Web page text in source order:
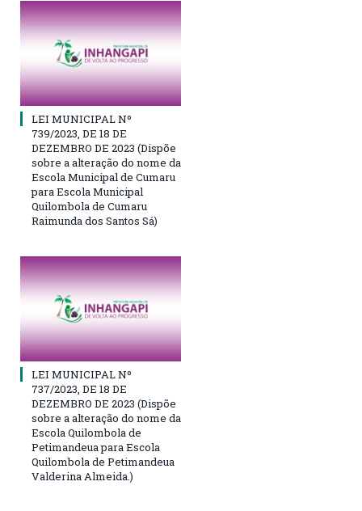
LEI MUNICIPAL Nº
739/2023, DE 18 DE
DEZEMBRO DE 2023 (Dispõe
sobre a alteração do nome da
Escola Municipal de Cumaru
para Escola Municipal
Quilombola de Cumaru
Raimunda dos Santos Sá)
LEI MUNICIPAL Nº
737/2023, DE 18 DE
DEZEMBRO DE 2023 (Dispõe
sobre a alteração do nome da
Escola Quilombola de
Petimandeua para Escola
Quilombola de Petimandeua
Valderina Almeida.)